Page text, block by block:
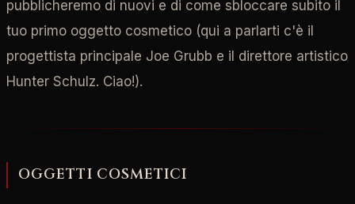
pubblicheremo di nuovi e di come sbloccare subito il
tuo primo oggetto cosmetico (qui a parlarti c'è il
progettista principale Joe Grubb e il direttore artistico
Hunter Schulz. Ciao!).
OGGETTI COSMETICI